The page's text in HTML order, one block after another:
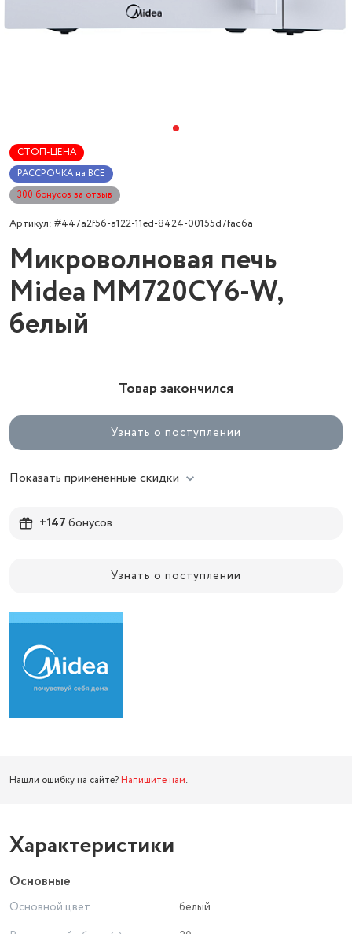
СТОП-ЦЕНА
РАССРОЧКА на ВСЁ
300 бонусов за отзыв
Артикул: #447a2f56-a122-11ed-8424-00155d7fac6a
Микроволновая печь
Midea MM720CY6-W,
белый
Товар закончился
Узнать о поступлении
Показать применённые скидки
+147бонусов
Узнать о поступлении
Нашли ошибку на сайте? Напишите нам.
Характеристики
Основные
Основной цвет
белый